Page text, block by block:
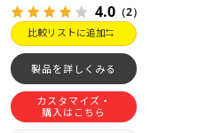
4.0 （2）
比較リストに追加
製品を詳しくみる
カスタマイズ・
購入はこちら